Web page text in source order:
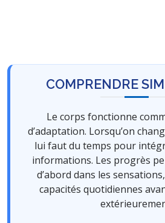
COMPRENDRE
Le corps fonctionne
d’adaptation. Lorsqu’on
lui faut du temps pour
informations. Les progrès
d’abord dans les
capacités quotidiennes